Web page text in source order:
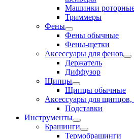
Машинки
Триммеры
Фены
Фены обычные
Фены-щетки
Аксессуары для фенов
Держатель
Диффузор
Щипцы
Щипцы обычные
Аксессуары для щипцов,
Подставки
Инструменты
Брашинги
Термобрашинги